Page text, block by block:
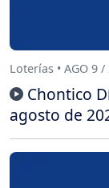
Loterías • AGO 9 /
Chontico
agosto de